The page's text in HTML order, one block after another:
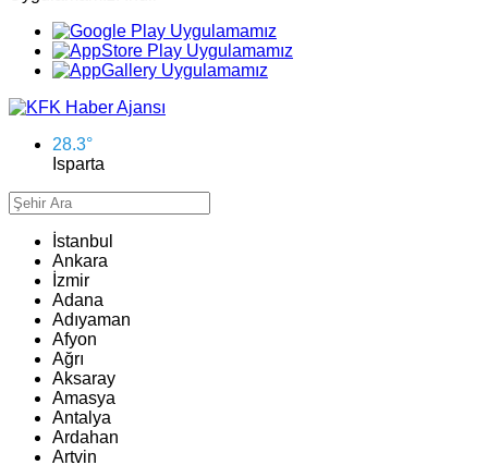
28.3°
Isparta
İstanbul
Ankara
İzmir
Adana
Adıyaman
Afyon
Ağrı
Aksaray
Amasya
Antalya
Ardahan
Artvin